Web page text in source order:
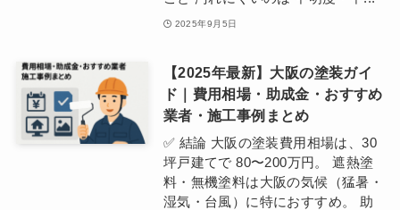
2025年9月5日
【2025年最新】大阪の塗装ガイ
ド｜費用相場・助成金・おすすめ
業者・施工事例まとめ
✅ 結論 大阪の塗装費用相場は、30
坪戸建てで 80〜200万円。 遮熱塗
料・無機塗料は大阪の気候（猛暑・
湿気・台風）に特におすすめ。 助